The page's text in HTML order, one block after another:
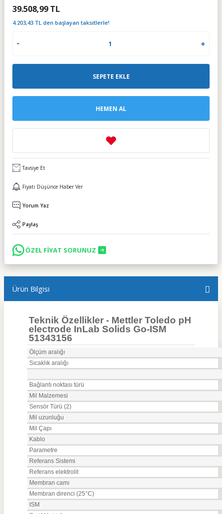
39.508,99 TL
4.203,43 TL den başlayan taksitlerle!
SEPETE EKLE
HEMEN AL
Tavsiye Et
Fiyatı Düşünce Haber Ver
Yorum Yaz
Paylaş
ÖZEL FİYAT SORUNUZ
Ürün Bilgisi
Teknik Özellikler - Mettler Toledo pH
electrode InLab Solids Go-ISM
51343156
Ölçüm aralığı
Sıcaklık aralığı
Bağlantı noktası türü
Mil Malzemesi
Sensör Türü (2)
Mil uzunluğu
Mil Çapı
Kablo
Parametre
Referans Sistemi
Referans elektrolit
Membran camı
Membran direnci (25°C)
ISM